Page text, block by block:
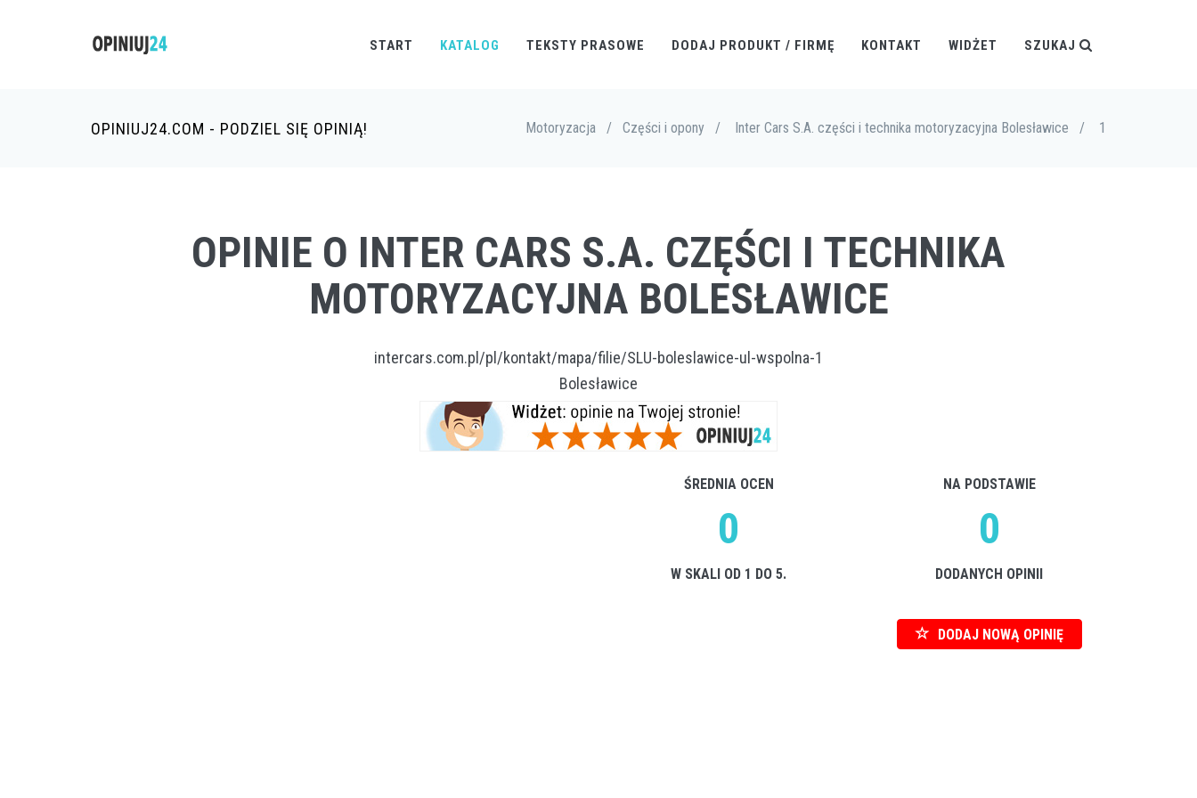
START KATALOG TEKSTY PRASOWE DODAJ PRODUKT / FIRMĘ KONTAKT WIDŻET SZUKAJ
OPINIUJ24.COM - PODZIEL SIĘ OPINIĄ! Motoryzacja / Części i opony / Inter Cars S.A. części i technika motoryzacyjna Bolesławice / 1
OPINIE O INTER CARS S.A. CZĘŚCI I TECHNIKA
MOTORYZACYJNA BOLESŁAWICE
intercars.com.pl/pl/kontakt/mapa/filie/SLU-boleslawice-ul-wspolna-1
Bolesławice
ŚREDNIA OCEN
0
W SKALI OD 1 DO 5.
NA PODSTAWIE
0
DODANYCH OPINII
DODAJ NOWĄ OPINIĘ